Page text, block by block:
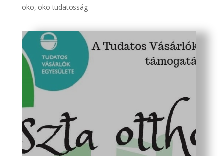
öko, öko tudatosság